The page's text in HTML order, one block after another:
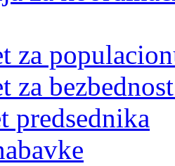
za
za
predsednika